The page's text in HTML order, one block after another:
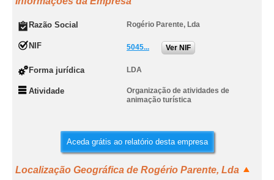
Razão Social Rogério Parente, Lda
NIF 5045... Ver NIF
Forma jurídica LDA
Atividade
Organização de atividades de
animação turística
Aceda grátis ao relatório desta empresa
Localização Geográfica de Rogério Parente, Lda